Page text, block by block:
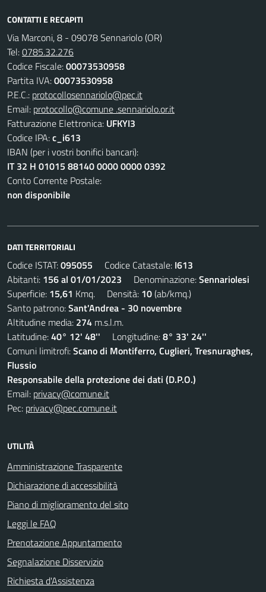
CONTATTI E RECAPITI
Via Marconi, 8 - 09078 Sennariolo (OR)
Tel:0785.32.276
Codice Fiscale:00073530958
Partita IVA:00073530958
P.E.C.: protocollosennariolo@pec.it
Email: protocollo@comune .sennariolo.or.it
Fatturazione Elettronica: UFKYI3
Codice IPA:c_i613
IBAN (per i vostri bonifici bancari):
IT 32 H 01015 88140 0000 0000 0392
Conto Corrente Postale:
non disponibile
DATI TERRITORIALI
Codice ISTAT:095055 Codice Catastale: I613
Abitanti: 156 al 01/01/2023 Denominazione:Sennariolesi
Superficie: 15,61 Kmq. Densità: 10(ab/kmq.)
Santo patrono:Sant'Andrea - 30 novembre
Altitudine media: 274 m.s.l.m.
Latitudine:40° 12' 48'' Longitudine:8° 33' 24''
Comuni limitrofi:Scano di Montiferro, Cuglieri, Tresnuraghes,
Flussio
Responsabile della protezione dei dati (D.P.O.)
Email: privacy@comune.it
Pec: privacy@pec.comune.it
UTILITÀ
Amministrazione Trasparente
Dichiarazione di accessibilità
Piano di miglioramento del sito
Leggi le FAQ
Prenotazione Appuntamento
Segnalazione Disservizio
Richiesta d'Assistenza